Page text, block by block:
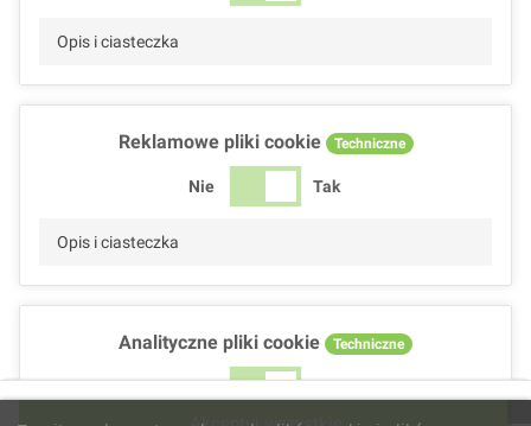
Opis i ciasteczka
Reklamowe pliki cookie Techniczne
Nie Tak
Opis i ciasteczka
Analityczne pliki cookie Techniczne
Nie Tak